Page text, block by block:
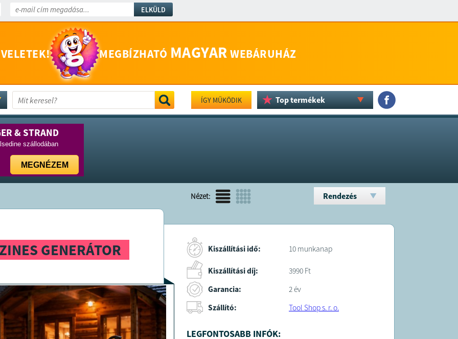
ELKÜLD
MEGBÍZHATÓ MAGYAR WEBÁRUHÁZ
ÍGY MŰKÖDIK Top termékek
& STRAND
szállodában
MEGNÉZEM
Nézet: Rendezés
GENERÁTOR Kiszállítási idő: 10 munkanap
Kiszállítási díj:
3990 Ft
Garancia:
2 év
Szállító:
Tool Shop s. r. o.
LEGFONTOSABB INFÓK: